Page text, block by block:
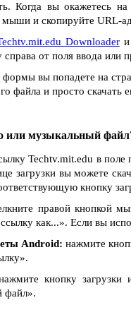
Когда вы окажетесь
и скопируйте URL-
Downloaderи
от поля ввода или
вы попадете на
файла и просто скачать
или музыкальный
Techtv.mit.edu в
загрузки вы можете
кнопку
правой кнопкой
как...». Если вы
Android: нажмите
кнопку
файл».